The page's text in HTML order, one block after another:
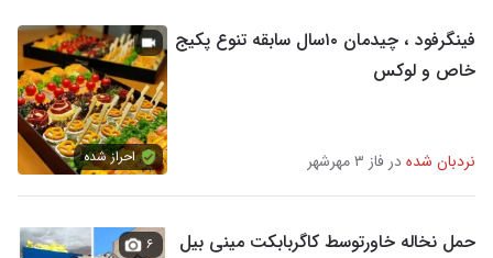
فینگرفود ، چیدمان ۱۰سال سابقه تنوع پکیج
خاص و لوکس
نردبان شدهدر فاز ۳ مهرشهر احراز شده
حمل نخاله خاورتوسط کاگربابکت مینی بیل
۶